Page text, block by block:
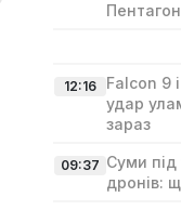
12:16
Falcon 9
удар
зараз
09:37 Суми
дронів: